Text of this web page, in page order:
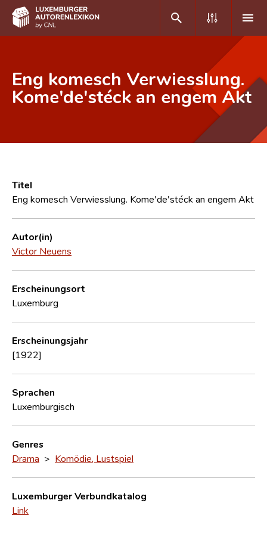
DE
Häufige Fragen und Antworten
CNL
Forschungsgruppe
Kontakt
Eng komesch Verwiesslung.
Kome'de'stéck an engem Akt
Titel
Eng komesch Verwiesslung. Kome'de'stéck an engem Akt
Autor(in)
Victor Neuens
Erscheinungsort
Luxemburg
Erscheinungsjahr
[1922]
Sprachen
Luxemburgisch
Genres
Drama > Komödie, Lustspiel
Luxemburger Verbundkatalog
Link